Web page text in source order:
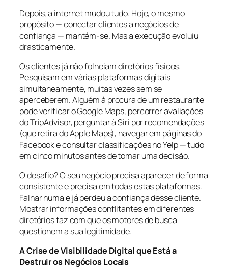
Depois, a internet mudou tudo. Hoje, o mesmo
propósito — conectar clientes a negócios de
confiança — mantém-se. Mas a execução evoluiu
drasticamente.
Os clientes já não folheiam diretórios físicos.
Pesquisam em várias plataformas digitais
simultaneamente, muitas vezes sem se
aperceberem. Alguém à procura de um restaurante
pode verificar o Google Maps, percorrer avaliações
do TripAdvisor, perguntar à Siri por recomendações
(que retira do Apple Maps), navegar em páginas do
Facebook e consultar classificações no Yelp — tudo
em cinco minutos antes de tomar uma decisão.
O desafio? O seu negócio precisa aparecer de forma
consistente e precisa em todas estas plataformas.
Falhar numa e já perdeu a confiança desse cliente.
Mostrar informações conflitantes em diferentes
diretórios faz com que os motores de busca
questionem a sua legitimidade.
A Crise de Visibilidade Digital que Está a
Destruir os Negócios Locais